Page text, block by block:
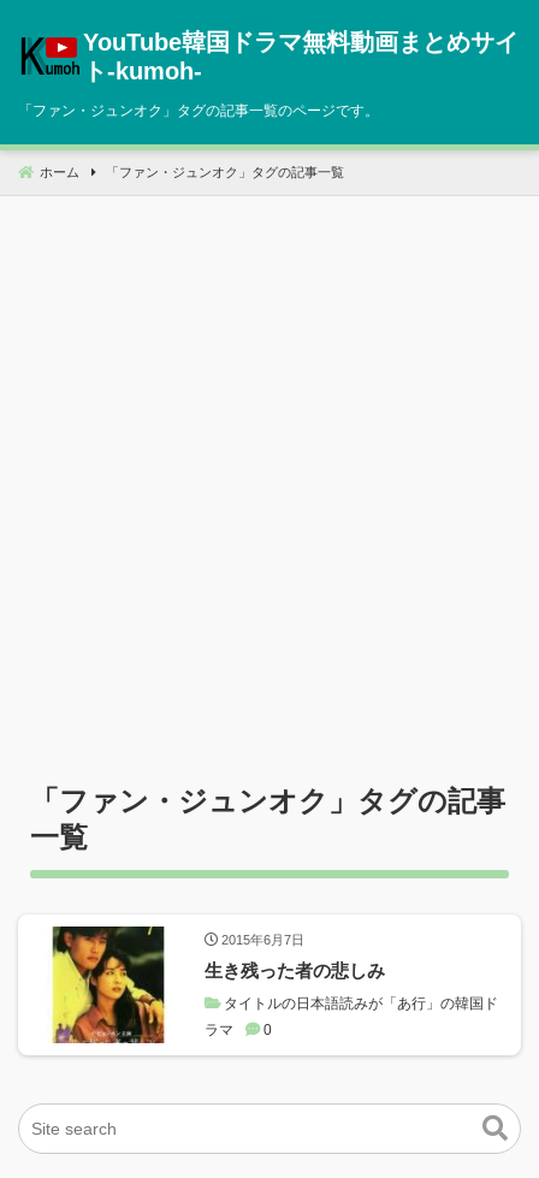
へ
動
YouTube韓国ドラマ無料動画まとめサイ
ト‐kumoh‐
「ファン・ジュンオク 」タグの記事一覧のページです。
ホーム 「 ファン・ジュンオク 」タグの記事一覧
「ファン・ジュンオク 」タグの記事
一覧
2015年6月7日
生き残った者の悲しみ
タイトルの日本語読みが「あ行」の韓国ド
ラマ
0